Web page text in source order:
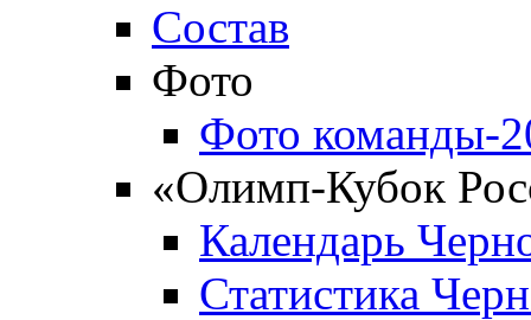
Состав
Фото
Фото команды-
«Олимп-Кубок
Календарь
Статистика